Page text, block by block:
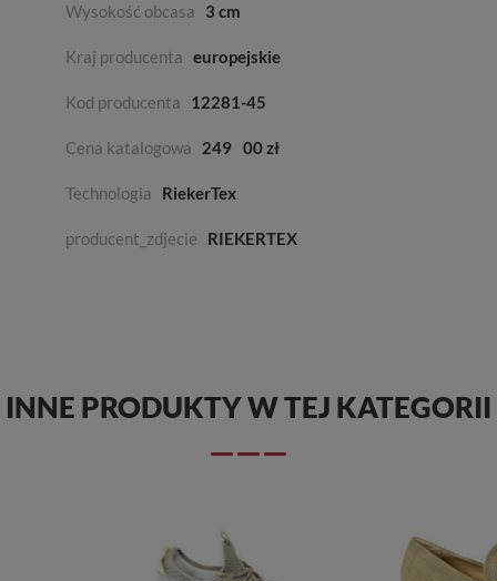
Wysokość obcasa 3 cm
Kraj producenta europejskie
Kod producenta 12281-45
Cena katalogowa 249 00 zł
Technologia RiekerTex
producent_zdjecie RIEKERTEX
INNE PRODUKTY W TEJ KATEGORII